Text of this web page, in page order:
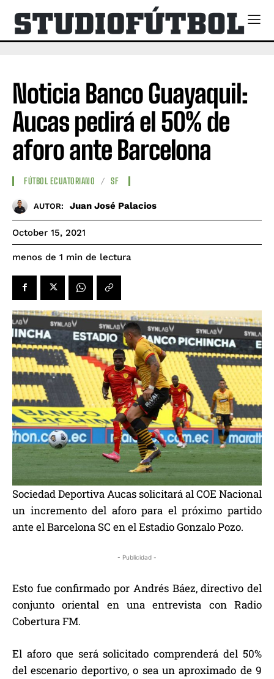
Noticia Banco Guayaquil:
Aucas pedirá el 50% de
aforo ante Barcelona
FÚTBOL ECUATORIANO SF
AUTOR: Juan José Palacios
October 15, 2021
menos de 1 min de lectura
Sociedad Deportiva Aucas solicitará al COE Nacional
un incremento del aforo para el próximo partido
ante el Barcelona SC en el Estadio Gonzalo Pozo.
- Publicidad -
Esto fue confirmado por Andrés Báez, directivo del
conjunto oriental en una entrevista con Radio
Cobertura FM.
El aforo que será solicitado comprenderá del 50%
del escenario deportivo, o sea un aproximado de 9